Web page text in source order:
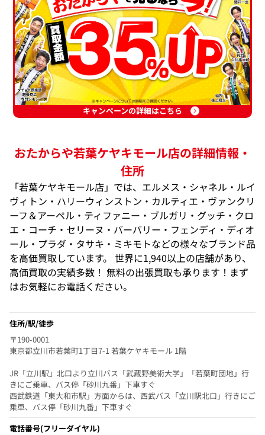
キャンペーンの詳細はこちら
おたからや若葉ケヤキモール店の詳細情報・
住所
「若葉ケヤキモール店」では、エルメス・シャネル・ルイ
ヴィトン・ハリーウィンストン・カルティエ・ヴァンクリ
ーフ＆アーペル・ティファニー・ブルガリ・グッチ・クロ
エ・コーチ・セリーヌ・バーバリー・フェンディ・ディオ
ール・プラダ・タサキ・ミキモトなどの様々なブランド品
を高価買取しています。 世界に1,940以上の店舗があり、
高価買取の実績多数！ 無料の出張買取も承ります！まず
はお気軽にお電話ください。
住所/駅/徒歩
〒190-0001
東京都立川市若葉町1丁目7-1 若葉ケヤキモール 1階
JR「立川駅」北口より立川バス「武蔵野美術大学」「若葉町団地」行
きにご乗車、バス停「砂川九番」下車すぐ
西武鉄道「東大和市駅」方面からは、西武バス「立川駅北口」行きにご
乗車、バス停「砂川九番」下車すぐ
電話番号(フリーダイヤル)